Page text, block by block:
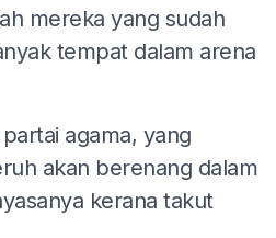
mereka yang sudah
tempat dalam arena
agama, yang
akan berenang dalam
kerana takut